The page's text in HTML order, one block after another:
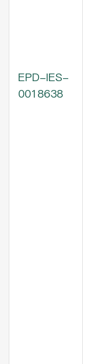
EPD-IES-
0018638